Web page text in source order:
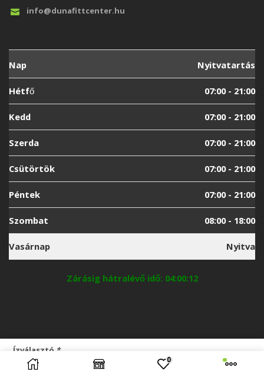
info@dunafittcenter.hu
Nap Nyitvatartás
Hétfő 07:00 - 21:00
Kedd 07:00 - 21:00
Szerda 07:00 - 21:00
Csütörtök 07:00 - 21:00
Péntek 07:00 - 21:00
Szombat 08:00 - 18:00
Vasárnap Nyitva
Zárásig hátralévő idő: 04:00:11
To use this element select instagram user
Ízválasztó *
Cornexi
KOSÁRBA TESZEM
0